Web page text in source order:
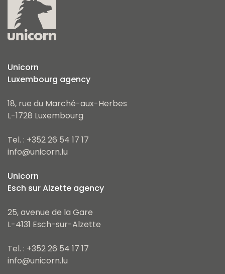
Unicorn
Luxembourg agency
18, rue du Marché-aux-Herbes
L-1728 Luxembourg
Tel. : +352 26 54 17 17
info@unicorn.lu
Unicorn
Esch sur Alzette agency
25, avenue de la Gare
L-4131 Esch-sur-Alzette
Tel. : +352 26 54 17 17
info@unicorn.lu